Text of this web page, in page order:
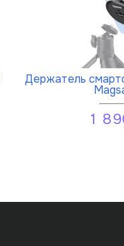
Держатель
1